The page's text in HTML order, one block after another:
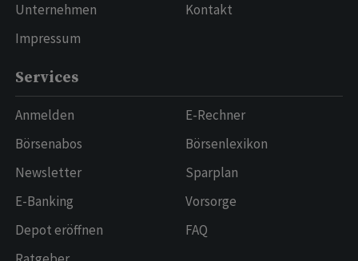
Unternehmen
Impressum
Kontakt
Services
Anmelden
Börsenabos
Newsletter
E-Banking
Depot eröffnen
E-Rechner
Börsenlexikon
Sparplan
Vorsorge
FAQ